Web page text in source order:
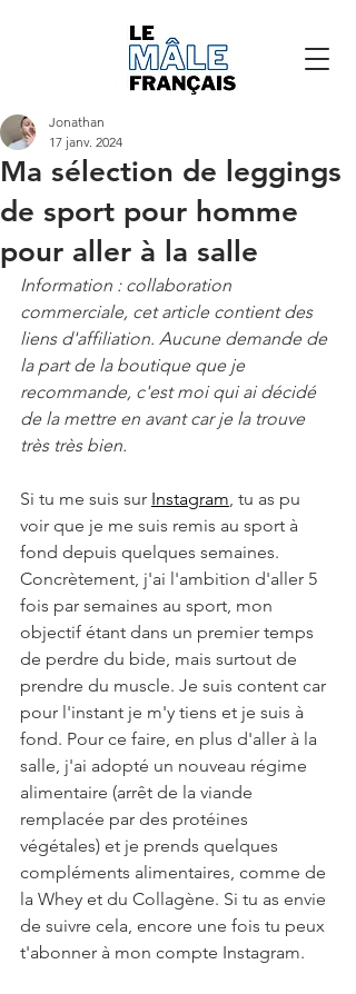
Ma sélection de leggings
de sport pour homme
pour aller à la salle
Jonathan
17 janv. 2024
Information : collaboration
commerciale, cet article contient des
liens d'affiliation. Aucune demande de
la part de la boutique que je
recommande, c'est moi qui ai décidé
de la mettre en avant car je la trouve
très très bien.
Si tu me suis sur Instagram, tu as pu
voir que je me suis remis au sport à
fond depuis quelques semaines.
Concrètement, j'ai l'ambition d'aller 5
fois par semaines au sport, mon
objectif étant dans un premier temps
de perdre du bide, mais surtout de
prendre du muscle. Je suis content car
pour l'instant je m'y tiens et je suis à
fond. Pour ce faire, en plus d'aller à la
salle, j'ai adopté un nouveau régime
alimentaire (arrêt de la viande
remplacée par des protéines
végétales) et je prends quelques
compléments alimentaires, comme de
la Whey et du Collagène. Si tu as envie
de suivre cela, encore une fois tu peux
t'abonner à mon compte Instagram.